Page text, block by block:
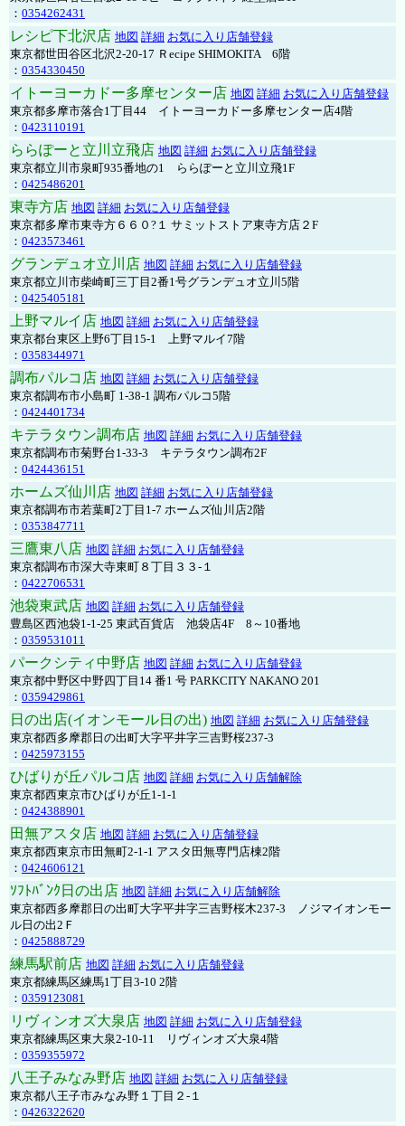
： 0354262431
レシピ下北沢店 地図 詳細 お気に入り店舗登録
東京都世田谷区北沢2-20-17 Ｒecipe SHIMOKITA 6階
： 0354330450
イトーヨーカドー多摩センター店 地図 詳細 お気に入り店舗登録
東京都多摩市落合1丁目44 イトーヨーカドー多摩センター店4階
： 0423110191
ららぽーと立川立飛店 地図 詳細 お気に入り店舗登録
東京都立川市泉町935番地の1 ららぽーと立川立飛1F
： 0425486201
東寺方店 地図 詳細 お気に入り店舗登録
東京都多摩市東寺方６６０?１ サミットストア東寺方店２F
： 0423573461
グランデュオ立川店 地図 詳細 お気に入り店舗登録
東京都立川市柴崎町三丁目2番1号グランデュオ立川5階
： 0425405181
上野マルイ店 地図 詳細 お気に入り店舗登録
東京都台東区上野6丁目15-1 上野マルイ7階
： 0358344971
調布パルコ店 地図 詳細 お気に入り店舗登録
東京都調布市小島町 1-38-1 調布パルコ5階
： 0424401734
キテラタウン調布店 地図 詳細 お気に入り店舗登録
東京都調布市菊野台1-33-3 キテラタウン調布2F
： 0424436151
ホームズ仙川店 地図 詳細 お気に入り店舗登録
東京都調布市若葉町2丁目1-7 ホームズ仙川店2階
： 0353847711
三鷹東八店 地図 詳細 お気に入り店舗登録
東京都調布市深大寺東町８丁目３３-１
： 0422706531
池袋東武店 地図 詳細 お気に入り店舗登録
豊島区西池袋1-1-25 東武百貨店 池袋店4F 8～10番地
： 0359531011
パークシティ中野店 地図 詳細 お気に入り店舗登録
東京都中野区中野四丁目14 番1 号 PARKCITY NAKANO 201
： 0359429861
日の出店(イオンモール日の出) 地図 詳細 お気に入り店舗登録
東京都西多摩郡日の出町大字平井字三吉野桜237-3
： 0425973155
ひばりが丘パルコ店 地図 詳細 お気に入り店舗解除
東京都西東京市ひばりが丘1-1-1
： 0424388901
田無アスタ店 地図 詳細 お気に入り店舗登録
東京都西東京市田無町2-1-1 アスタ田無専門店棟2階
： 0424606121
ｿﾌﾄﾊﾞﾝｸ日の出店 地図 詳細 お気に入り店舗解除
東京都西多摩郡日の出町大字平井字三吉野桜木237-3 ノジマイオンモー
ル日の出2Ｆ
： 0425888729
練馬駅前店 地図 詳細 お気に入り店舗登録
東京都練馬区練馬1丁目3-10 2階
： 0359123081
リヴィンオズ大泉店 地図 詳細 お気に入り店舗登録
東京都練馬区東大泉2-10-11 リヴィンオズ大泉4階
： 0359355972
八王子みなみ野店 地図 詳細 お気に入り店舗登録
東京都八王子市みなみ野１丁目２-１
： 0426322620